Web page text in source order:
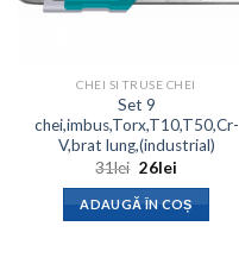
CHEI SI TRUSE CHEI
Set 9
chei,imbus,Torx,T10,T50,Cr-
V,brat lung,(industrial)
31lei Prețul
a
fost:
31lei.
26leiPrețul
este:
26lei.
ADAUGĂ ÎN COȘ